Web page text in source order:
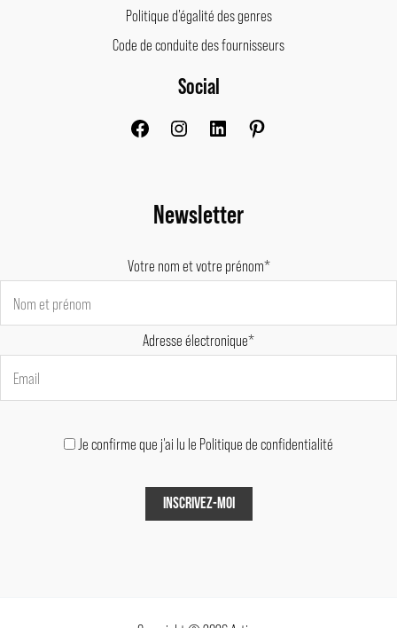
Politique d’égalité des genres
Code de conduite des fournisseurs
Social
FacebookInstagram
Newsletter
Votre nom et votre prénom*
Adresse électronique*
Je confirme que j'ai lu le Politique de confidentialité